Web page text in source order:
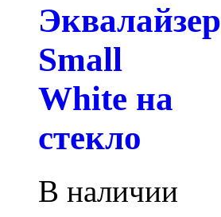
Эквалайзер
Small
White на
стекло
В наличии